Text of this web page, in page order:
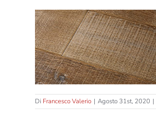
Di Francesco Valerio | Agosto 31st, 2020 |